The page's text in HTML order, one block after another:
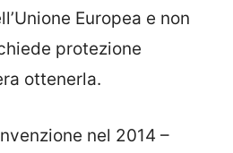
Europea e non
protezione
ottenerla.
nel 2014 –